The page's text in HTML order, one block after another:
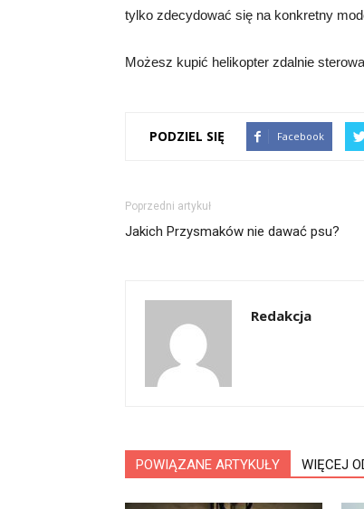
tylko zdecydować się na konkretny
Możesz kupić helikopter zdalnie
PODZIEL SIĘ Facebook
Poprzedni artykuł
Jakich Przysmaków nie dawać psu?
Redakcja
POWIĄZANE ARTYKUŁY WIĘCEJ